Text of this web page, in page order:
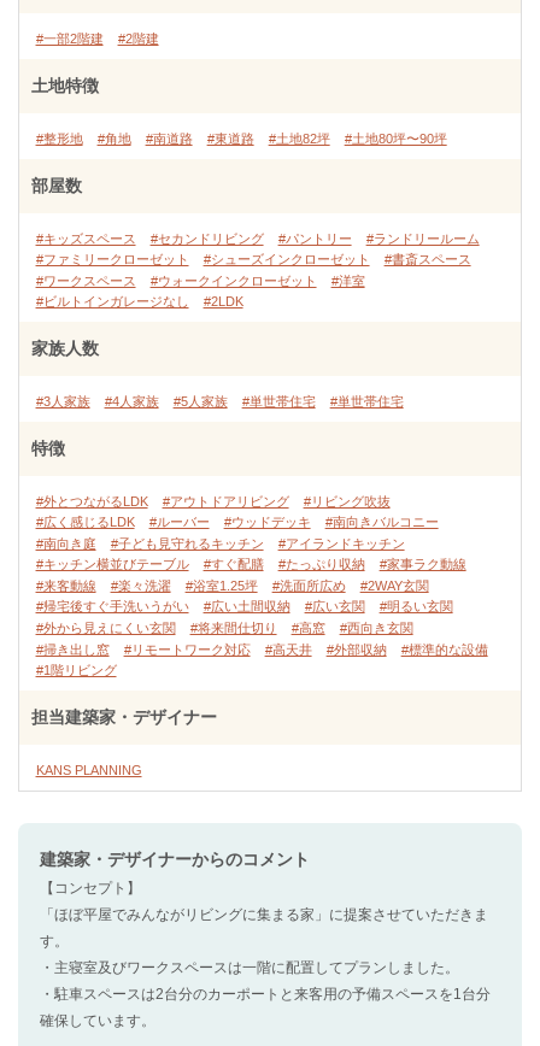
#一部2階建 #2階建
土地特徴
#整形地 #角地 #南道路 #東道路 #土地82坪 #土地80坪〜90坪
部屋数
#キッズスペース #セカンドリビング #パントリー
#ランドリールーム
#ファミリークローゼット
#シューズインクローゼット
#書斎スペース
#ワークスペース
#ウォークインクローゼット
#洋室
#ビルトインガレージなし
#2LDK
家族人数
#3人家族 #4人家族 #5人家族 #単世帯住宅 #単世帯住宅
特徴
#外とつながるLDK #アウトドアリビング
#リビング吹抜
#広く感じるLDK
#ルーバー #ウッドデッキ
#南向きバルコニー
#南向き庭
#子ども見守れるキッチン
#アイランドキッチン
#キッチン横並びテーブル
#すぐ配膳 #たっぷり収納
#家事ラク動線
#来客動線
#楽々洗濯 #浴室1.25坪 #洗面所広め
#2WAY玄関
#帰宅後すぐ手洗いうがい
#広い土間収納 #広い玄関
#明るい玄関
#外から見えにくい玄関
#将来間仕切り #高窓
#西向き玄関
#掃き出し窓
#リモートワーク対応 #高天井 #外部収納
#標準的な設備
#1階リビング
担当建築家・デザイナー
KANS PLANNING
建築家・デザイナーからのコメント
【コンセプト】
「ほぼ平屋でみんながリビングに集まる家」に提案させていただきま
す。
・主寝室及びワークスペースは一階に配置してプランしました。
・駐車スペースは2台分のカーポートと来客用の予備スペースを1台分
確保しています。